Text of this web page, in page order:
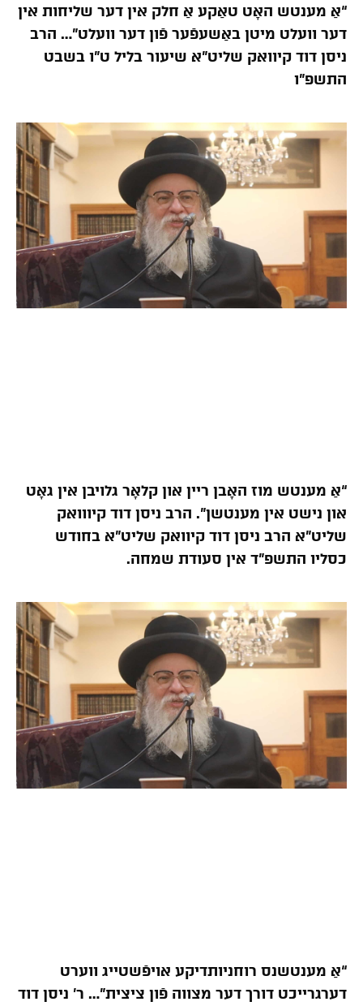
“אַ מענטש האָט טאַקע אַ חלק אין דער שליחות אין
דער וועלט מיטן באַשעפֿער פֿון דער וועלט”… הרב
ניסן דוד קיוואק שליט”א שיעור בליל ט”ו בשבט
התשפ”ו
“אַ מענטש מוז האָבן ריין און קלאָר גלויבן אין גאָט
און נישט אין מענטשן”. הרב ניסן דוד קיווואק
שליט”א הרב ניסן דוד קיוואק שליט”א בחודש
כסליו התשפ”ד אין סעודת שמחה.
“אַ מענטשנס רוחניותדיקע אויפֿשטייג ווערט
דערגרייכט דורך דער מצווה פֿון ציצית”… ר’ ניסן דוד